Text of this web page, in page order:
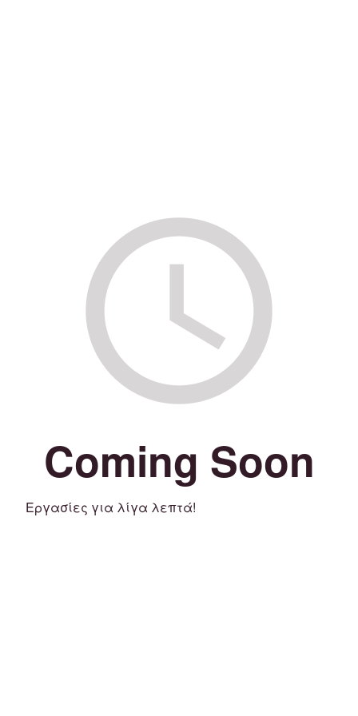
Coming Soon
Εργασίες για λίγα λεπτά!